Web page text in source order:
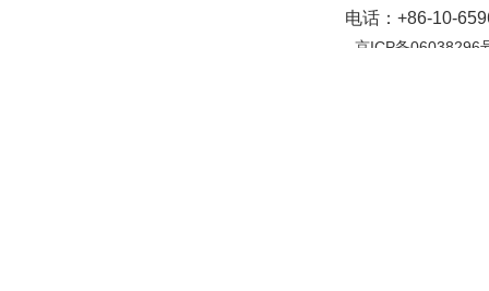
电话：+86-10-
京ICP备06038296